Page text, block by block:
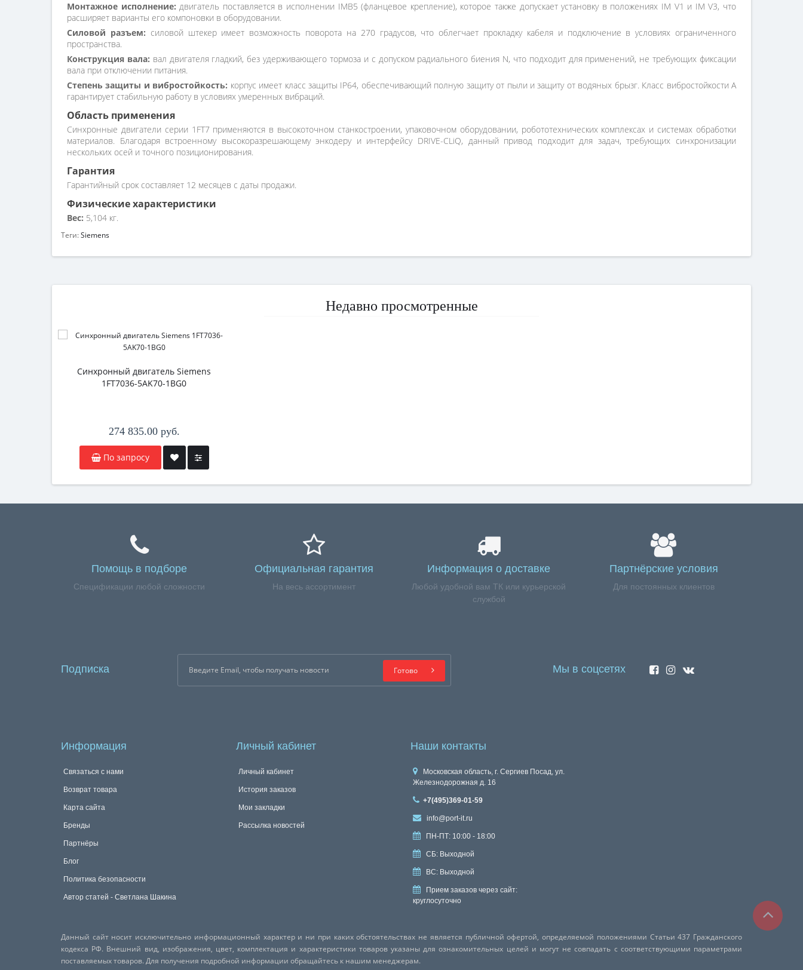
Монтажное исполнение: двигатель поставляется в исполнении IMB5 (фланцевое крепление), которое также допускает установку в положениях IM V1 и IM V3, что
расширяет варианты его компоновки в оборудовании.
Силовой разъем: силовой штекер имеет возможность поворота на 270 градусов, что облегчает прокладку кабеля и подключение в условиях ограниченного
пространства.
Конструкция вала: вал двигателя гладкий, без удерживающего тормоза и с допуском радиального биения N, что подходит для применений, не требующих фиксации
вала при отключении питания.
Степень защиты и вибростойкость: корпус имеет класс защиты IP64, обеспечивающий полную защиту от пыли и защиту от водяных брызг. Класс вибростойкости A
гарантирует стабильную работу в условиях умеренных вибраций.
Область применения
Синхронные двигатели серии 1FT7 применяются в высокоточном станкостроении, упаковочном оборудовании, робототехнических комплексах и системах обработки
материалов. Благодаря встроенному высокоразрешающему энкодеру и интерфейсу DRIVE-CLiQ, данный привод подходит для задач, требующих синхронизации
нескольких осей и точного позиционирования.
Гарантия
Гарантийный срок составляет 12 месяцев с даты продажи.
Физические характеристики
Вес: 5,104 кг.
Теги:Siemens
Недавно просмотренные
Синхронный двигатель Siemens
1FT7036-5AK70-1BG0
274 835.00 руб.
По запросу
Помощь в подборе
Спецификации любой сложности
Официальная гарантия
На весь ассортимент
Информация о доставке
Любой удобной вам ТК или курьерской
службой
Партнёрские условия
Для постоянных клиентов
Подписка Готово Мы в соцсетях
Информация
Связаться с нами
Возврат товара
Карта сайта
Бренды
Партнёры
Блог
Политика безопасности
Автор статей - Светлана Шакина
Личный кабинет
Личный кабинет
История заказов
Мои закладки
Рассылка новостей
Наши контакты
Московская область, г. Сергиев Посад, ул.
Железнодорожная д. 16
+7(495)369-01-59
info@port-it.ru
ПН-ПТ: 10:00 - 18:00
СБ: Выходной
ВС: Выходной
Прием заказов через сайт:
круглосуточно
Данный сайт носит исключительно информационный характер и ни при каких обстоятельствах не является публичной офертой, определяемой положениями Статьи 437 Гражданского
кодекса РФ. Внешний вид, изображения, цвет, комплектация и характеристики товаров указаны для ознакомительных целей и могут не совпадать с соответствующими параметрами
поставляемых товаров. Для получения подробной информации обращайтесь к нашим менеджерам.